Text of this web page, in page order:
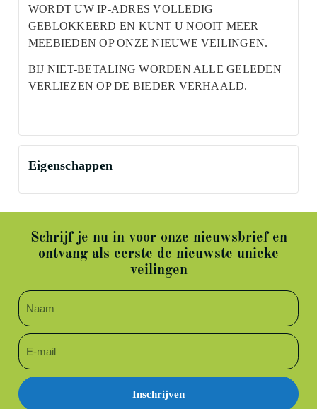
WORDT UW IP-ADRES VOLLEDIG
GEBLOKKEERD EN KUNT U NOOIT MEER
MEEBIEDEN OP ONZE NIEUWE VEILINGEN.
BIJ NIET-BETALING WORDEN ALLE GELEDEN
VERLIEZEN OP DE BIEDER VERHAALD.
Eigenschappen
Schrijf je nu in voor onze nieuwsbrief en
ontvang als eerste de nieuwste unieke
veilingen
Inschrijven